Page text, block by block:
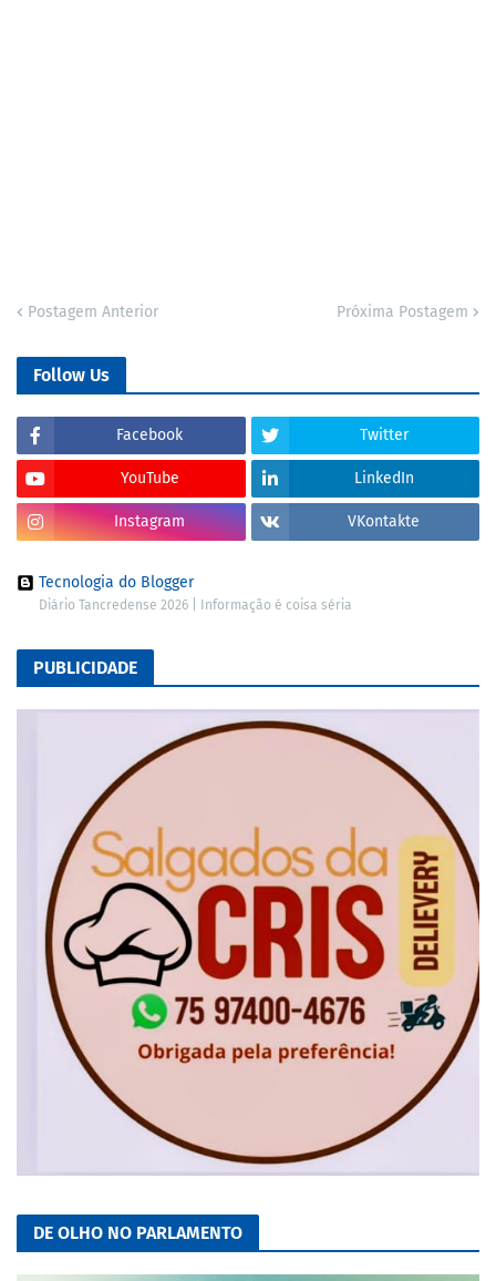
Postagem Anterior Próxima Postagem
Follow Us
Facebook Twitter
YouTube LinkedIn
Instagram VKontakte
Tecnologia do Blogger
Diário Tancredense 2026 | Informação é coisa séria
PUBLICIDADE
DE OLHO NO PARLAMENTO